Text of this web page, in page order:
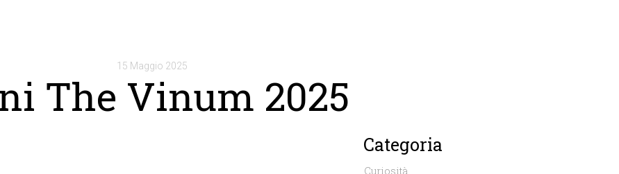
15 Maggio 2025
The Vinum 2025
Categoria
Curiosità